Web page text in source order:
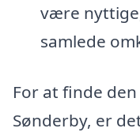
være
samlede
For at finde
Sønderby, er